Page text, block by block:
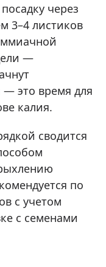
через
3–4 листиков
—
это время для
калия.
сводится
по
с учетом
с семенами